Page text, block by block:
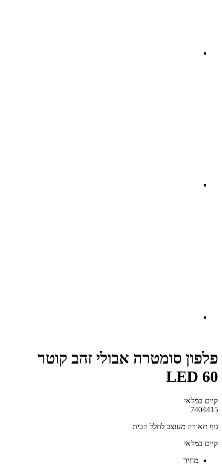
פלפון סומטרה אבולי זהב קוטר
LED 60
קיים במלאי‬
7404415
גוף תאורה מעוצב לחלל הבית
קיים במלאי
‫מחיר‬